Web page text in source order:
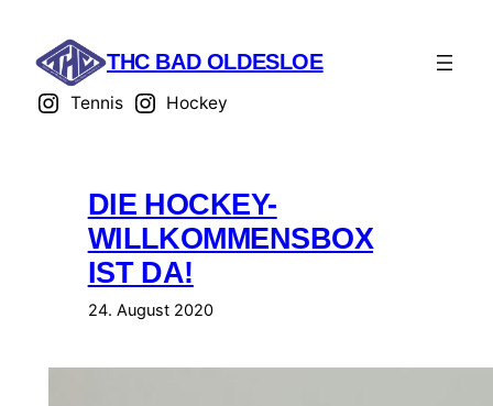
springen
THC BAD OLDESLOE
Tennis Hockey
DIE HOCKEY-
WILLKOMMENSBOX
IST DA!
24. August 2020